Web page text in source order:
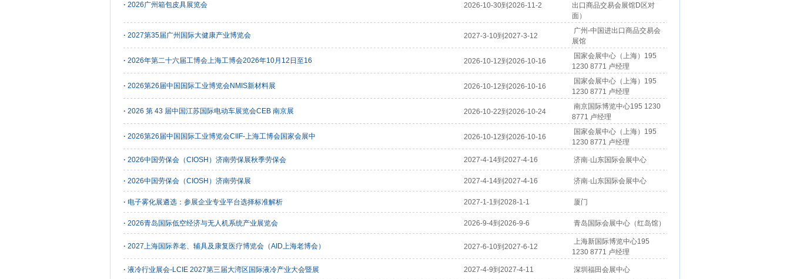
· 2026广州箱包皮具展览会 2026-10-30到2026-11-2
出口商品交易会展馆D区对
面）
· 2027第35届广州国际大健康产业博览会 2027-3-10到2027-3-12
广州-中国进出口商品交易会
展馆
· 2026年第二十六届工博会上海工博会2026年10月12日至16 2026-10-12到2026-10-16
国家会展中心（上海）195
1230 8771 卢经理
· 2026第26届中国国际工业博览会NMIS新材料展 2026-10-12到2026-10-16
国家会展中心（上海）195
1230 8771 卢经理
· 2026 第 43 届中国江苏国际电动车展览会CEB 南京展 2026-10-22到2026-10-24
南京国际博览中心195 1230
8771 卢经理
· 2026第26届中国国际工业博览会CIIF-上海工博会国家会展中 2026-10-12到2026-10-16
国家会展中心（上海）195
1230 8771 卢经理
· 2026中国劳保会（CIOSH）济南劳保展秋季劳保会 2027-4-14到2027-4-16 济南·山东国际会展中心
· 2026中国劳保会（CIOSH）济南劳保展 2027-4-14到2027-4-16 济南·山东国际会展中心
· 电子雾化展遴选：参展企业专业平台选择标准解析 2027-1-1到2028-1-1 厦门
· 2026青岛国际低空经济与无人机系统产业展览会 2026-9-4到2026-9-6 青岛国际会展中心（红岛馆）
· 2027上海国际养老、辅具及康复医疗博览会（AID上海老博会） 2027-6-10到2027-6-12
上海新国际博览中心195
1230 8771 卢经理
· 液冷行业展会-LCIE 2027第三届大湾区国际液冷产业大会暨展 2027-4-9到2027-4-11 深圳福田会展中心